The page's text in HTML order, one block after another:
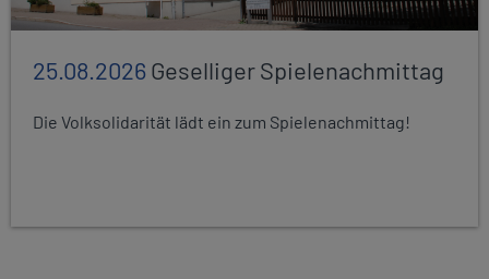
25.08.2026Geselliger Spielenachmittag
Die Volksolidarität lädt ein zum Spielenachmittag!